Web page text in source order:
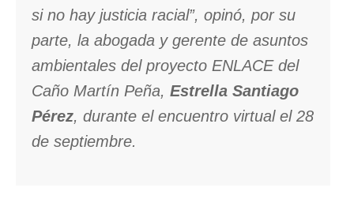
si no hay justicia racial”, opinó, por su
parte, la abogada y gerente de asuntos
ambientales del proyecto ENLACE del
Caño Martín Peña, Estrella Santiago
Pérez, durante el encuentro virtual el 28
de septiembre.